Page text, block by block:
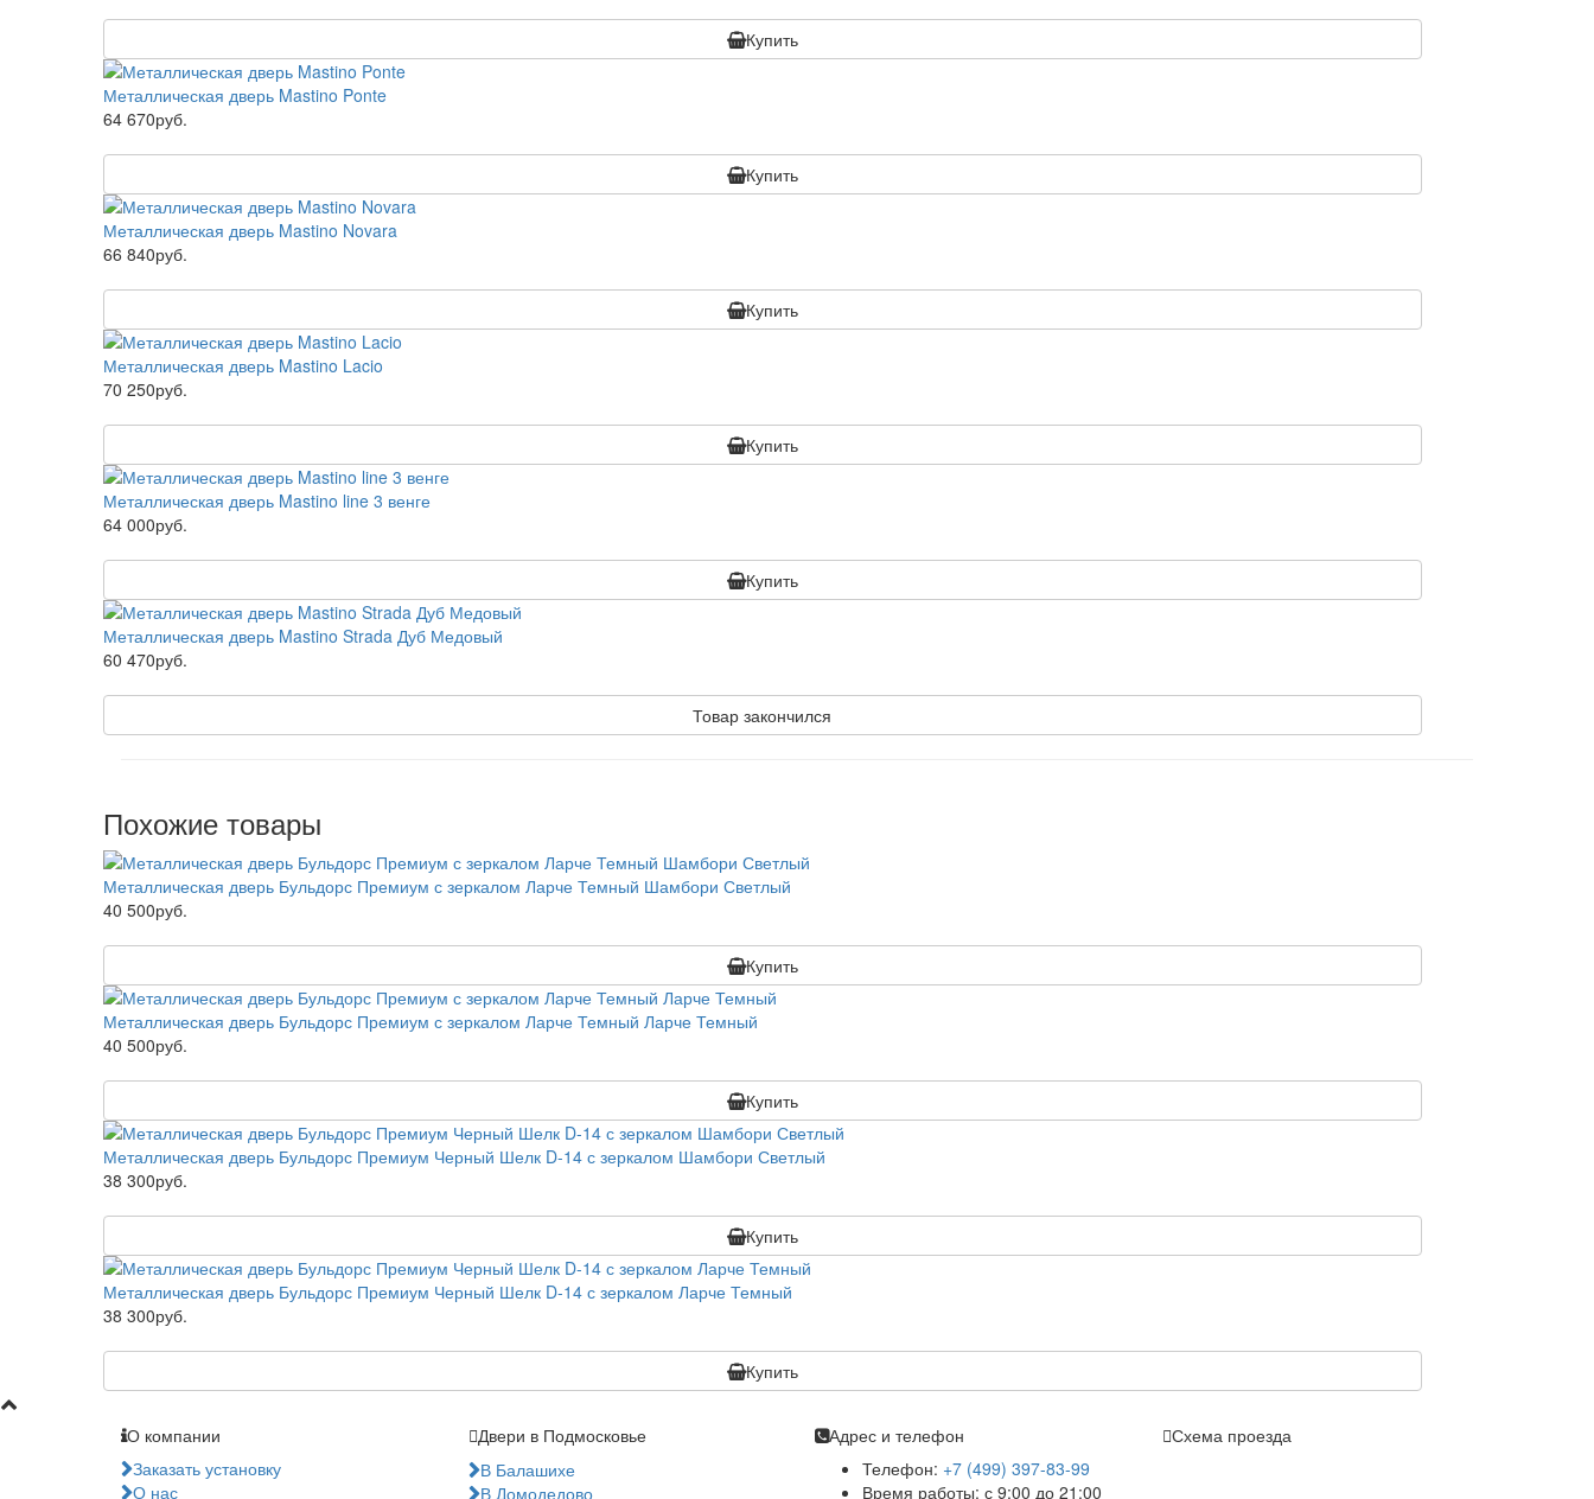
Купить
Металлическая дверь Mastino Ponte
64 670руб.
Купить
Металлическая дверь Mastino Novara
66 840руб.
Купить
Металлическая дверь Mastino Lacio
70 250руб.
Купить
Металлическая дверь Mastino line 3 венге
64 000руб.
Купить
Металлическая дверь Mastino Strada Дуб Медовый
60 470руб.
Товар закончился
Похожие товары
Металлическая дверь Бульдорс Премиум с зеркалом Ларче Темный Шамбори Светлый
40 500руб.
Купить
Металлическая дверь Бульдорс Премиум с зеркалом Ларче Темный Ларче Темный
40 500руб.
Купить
Металлическая дверь Бульдорс Премиум Черный Шелк D-14 с зеркалом Шамбори Светлый
38 300руб.
Купить
Металлическая дверь Бульдорс Премиум Черный Шелк D-14 с зеркалом Ларче Темный
38 300руб.
Купить
О компании
Заказать установку
О нас
Двери в Подмосковье
В Балашихе
В Домодедово
Адрес и телефон
Телефон: +7 (499) 397-83-99
Время работы: с 9:00 до 21:00
Схема проезда